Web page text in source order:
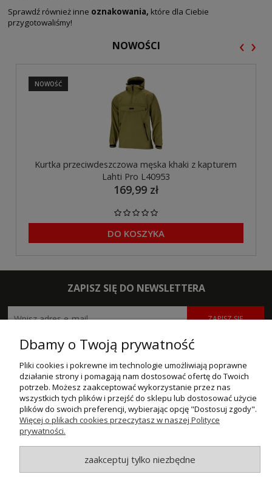
Sprawdź również inne oznakowania, które dla Ciebie
przygotowaliśmy!
NOWOŚCI
Kurtka przeciwdeszczowa męska khaki z kapturem
Lahti Pro L40953
169,99 zł
DO KOSZYKA
NOWOŚĆ
‹ ›
ZAPISZ SIĘ DO NEWSLETTERA
ZAPISZ SIĘ
POMOC
MOJE KONTO
PŁATNOŚCI I DOSTAWA
O NAS
Dbamy o Twoją prywatność
Pliki cookies i pokrewne im technologie umożliwiają poprawne
działanie strony i pomagają nam dostosować ofertę do Twoich
potrzeb. Możesz zaakceptować wykorzystanie przez nas
wszystkich tych plików i przejść do sklepu lub dostosować użycie
plików do swoich preferencji, wybierając opcję "Dostosuj zgody".
Więcej o plikach cookies przeczytasz w naszej Polityce
prywatności.
zaakceptuj tylko niezbędne